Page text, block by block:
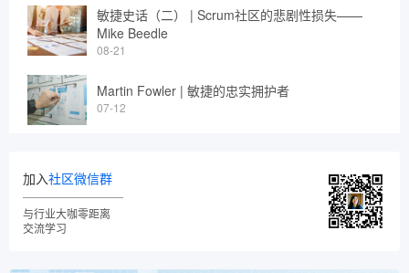
敏捷史话（二） | Scrum社区的悲剧性损失——
Mike Beedle
08-21
Martin Fowler | 敏捷的忠实拥护者
07-12
加入社区微信群
与行业大咖零距离
交流学习